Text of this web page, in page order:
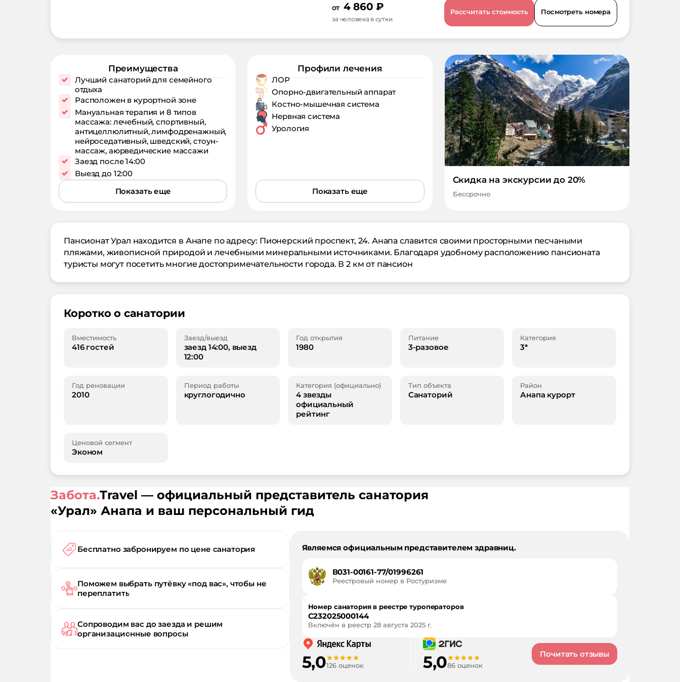
от 4 860 ₽
за человека в сутки
Рассчитать стоимость Посмотреть номера
Преимущества
Лучший санаторий для семейного
отдыха
Расположен в курортной зоне
Мануальная терапия и 8 типов
массажа: лечебный, спортивный,
антицеллюлитный, лимфодренажный,
нейроседативный, шведский, стоун-
массаж, аюрведические массажи
Заезд после 14:00
Выезд до 12:00
Показать еще
Профили лечения
ЛОР
Опорно-двигательный аппарат
Костно-мышечная система
Нервная система
Урология
Показать еще
Скидка на экскурсии до 20%
Бессрочно
Пансионат Урал находится в Анапе по адресу: Пионерский проспект, 24. Анапа славится своими просторными песчаными
пляжами, живописной природой и лечебными минеральными источниками. Благодаря удобному расположению пансионата
туристы могут посетить многие достопримечательности города. В 2 км от пансион
Коротко о санатории
Вместимость
416 гостей
Заезд/выезд
заезд 14:00, выезд
12:00
Год открытия
1980
Питание
3-разовое
Категория
3*
Год реновации
2010
Период работы
круглогодично
Категория (официально)
4 звезды
официальный
рейтинг
Тип объекта
Санаторий
Район
Анапа курорт
Ценовой сегмент
Эконом
Забота.Travel — официальный представитель санатория
«Урал» Анапа и ваш персональный гид
Бесплатно забронируем по цене санатория
Поможем выбрать путёвку «под вас», чтобы не
переплатить
Сопроводим вас до заезда и решим
организационные вопросы
Являемся официальным представителем здравниц.
В031-00161-77/01996261
Реестровый номер в Ростуризме
Номер санатория в реестре туроператоров
С232025000144
Включён в реестр 28 августа 2025 г.
5,0126 оценок 5,086 оценок
Почитать отзывы